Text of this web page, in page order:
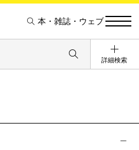
本・雑誌・ウェブ
詳細検索